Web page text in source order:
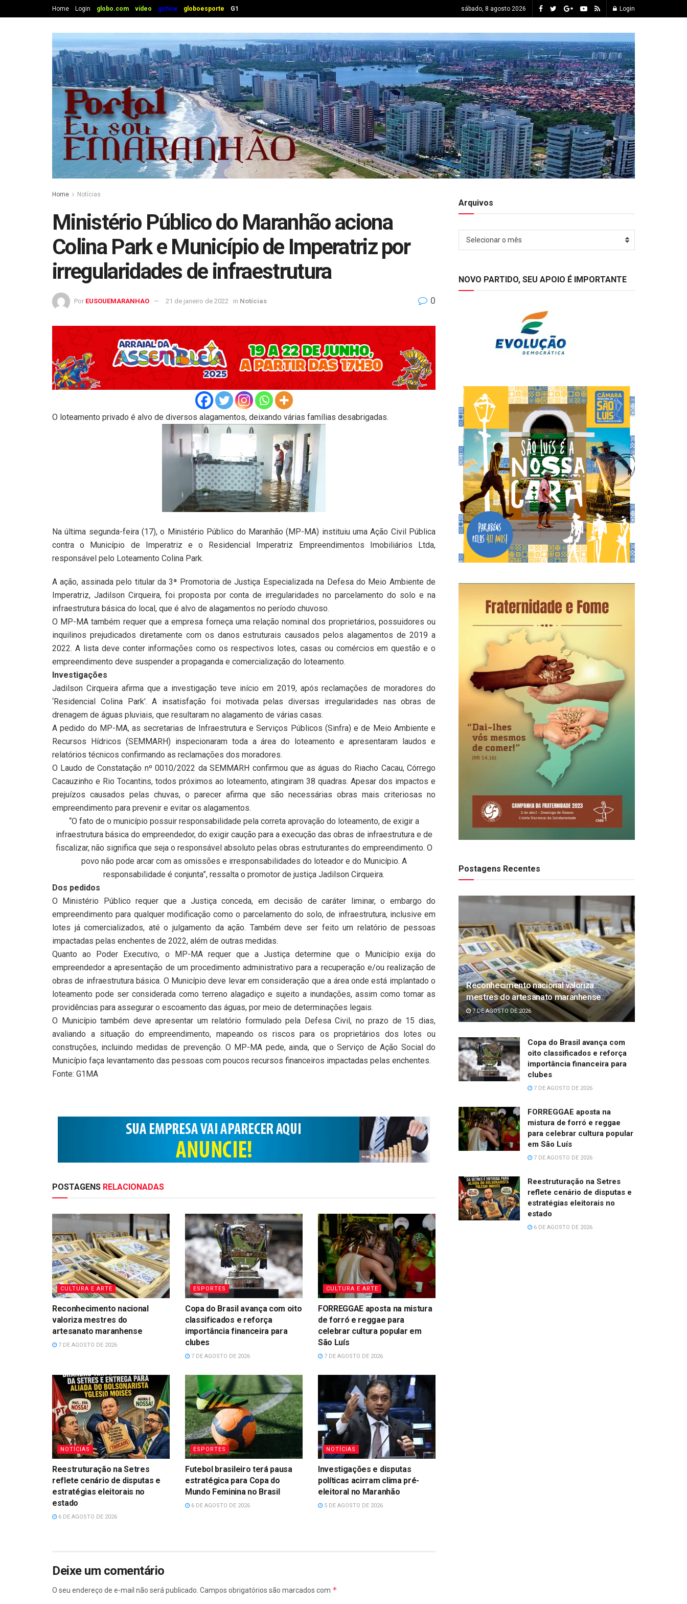
Home Login globo.com vídeo gshow globoesporte G1 sábado, 8 agosto 2026 Login
Home Notícias
Ministério Público do Maranhão aciona
Colina Park e Município de Imperatriz por
irregularidades de infraestrutura
Por EUSOUEMARANHAO 21 de janeiro de 2022 in Notícias 0
O loteamento privado é alvo de diversos alagamentos, deixando várias famílias desabrigadas.
Na última segunda-feira (17), o Ministério Público do Maranhão (MP-MA) instituiu uma Ação Civil Pública
contra o Município de Imperatriz e o Residencial Imperatriz Empreendimentos Imobiliários Ltda,
responsável pelo Loteamento Colina Park.
A ação, assinada pelo titular da 3ª Promotoria de Justiça Especializada na Defesa do Meio Ambiente de
Imperatriz, Jadilson Cirqueira, foi proposta por conta de irregularidades no parcelamento do solo e na
infraestrutura básica do local, que é alvo de alagamentos no período chuvoso.
O MP-MA também requer que a empresa forneça uma relação nominal dos proprietários, possuidores ou
inquilinos prejudicados diretamente com os danos estruturais causados pelos alagamentos de 2019 a
2022. A lista deve conter informações como os respectivos lotes, casas ou comércios em questão e o
empreendimento deve suspender a propaganda e comercialização do loteamento.
Investigações
Jadilson Cirqueira afirma que a investigação teve início em 2019, após reclamações de moradores do
‘Residencial Colina Park’. A insatisfação foi motivada pelas diversas irregularidades nas obras de
drenagem de águas pluviais, que resultaram no alagamento de várias casas.
A pedido do MP-MA, as secretarias de Infraestrutura e Serviços Públicos (Sinfra) e de Meio Ambiente e
Recursos Hídricos (SEMMARH) inspecionaram toda a área do loteamento e apresentaram laudos e
relatórios técnicos confirmando as reclamações dos moradores.
O Laudo de Constatação nº 0010/2022 da SEMMARH confirmou que as águas do Riacho Cacau, Córrego
Cacauzinho e Rio Tocantins, todos próximos ao loteamento, atingiram 38 quadras. Apesar dos impactos e
prejuízos causados pelas chuvas, o parecer afirma que são necessárias obras mais criteriosas no
empreendimento para prevenir e evitar os alagamentos.
“O fato de o município possuir responsabilidade pela correta aprovação do loteamento, de exigir a
infraestrutura básica do empreendedor, do exigir caução para a execução das obras de infraestrutura e de
fiscalizar, não significa que seja o responsável absoluto pelas obras estruturantes do empreendimento. O
povo não pode arcar com as omissões e irresponsabilidades do loteador e do Município. A
responsabilidade é conjunta”, ressalta o promotor de justiça Jadilson Cirqueira.
Dos pedidos
O Ministério Público requer que a Justiça conceda, em decisão de caráter liminar, o embargo do
empreendimento para qualquer modificação como o parcelamento do solo, de infraestrutura, inclusive em
lotes já comercializados, até o julgamento da ação. Também deve ser feito um relatório de pessoas
impactadas pelas enchentes de 2022, além de outras medidas.
Quanto ao Poder Executivo, o MP-MA requer que a Justiça determine que o Município exija do
empreendedor a apresentação de um procedimento administrativo para a recuperação e/ou realização de
obras de infraestrutura básica. O Município deve levar em consideração que a área onde está implantado o
loteamento pode ser considerada como terreno alagadiço e sujeito a inundações, assim como tomar as
providências para assegurar o escoamento das águas, por meio de determinações legais.
O Município também deve apresentar um relatório formulado pela Defesa Civil, no prazo de 15 dias,
avaliando a situação do empreendimento, mapeando os riscos para os proprietários dos lotes ou
construções, incluindo medidas de prevenção. O MP-MA pede, ainda, que o Serviço de Ação Social do
Município faça levantamento das pessoas com poucos recursos financeiros impactadas pelas enchentes.
Fonte: G1MA
POSTAGENS RELACIONADAS
CULTURA E ARTE
Reconhecimento nacional
valoriza mestres do
artesanato maranhense
7 DE AGOSTO DE 2026
ESPORTES
Copa do Brasil avança com oito
classificados e reforça
importância financeira para
clubes
7 DE AGOSTO DE 2026
CULTURA E ARTE
FORREGGAE aposta na mistura
de forró e reggae para
celebrar cultura popular em
São Luís
7 DE AGOSTO DE 2026
NOTÍCIAS
Reestruturação na Setres
reflete cenário de disputas e
estratégias eleitorais no
estado
6 DE AGOSTO DE 2026
ESPORTES
Futebol brasileiro terá pausa
estratégica para Copa do
Mundo Feminina no Brasil
6 DE AGOSTO DE 2026
NOTÍCIAS
Investigações e disputas
políticas acirram clima pré-
eleitoral no Maranhão
5 DE AGOSTO DE 2026
Deixe um comentário
O seu endereço de e-mail não será publicado. Campos obrigatórios são marcados com *
Arquivos
Selecionar o mês
NOVO PARTIDO, SEU APOIO É IMPORTANTE
Postagens Recentes
Reconhecimento nacional valoriza
mestres do artesanato maranhense
7 DE AGOSTO DE 2026
Copa do Brasil avança com
oito classificados e reforça
importância financeira para
clubes
7 DE AGOSTO DE 2026
FORREGGAE aposta na
mistura de forró e reggae
para celebrar cultura popular
em São Luís
7 DE AGOSTO DE 2026
Reestruturação na Setres
reflete cenário de disputas e
estratégias eleitorais no
estado
6 DE AGOSTO DE 2026